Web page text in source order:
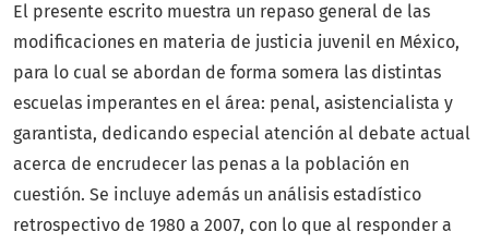
El presente escrito muestra un repaso general de las
modificaciones en materia de justicia juvenil en México,
para lo cual se abordan de forma somera las distintas
escuelas imperantes en el área: penal, asistencialista y
garantista, dedicando especial atención al debate actual
acerca de encrudecer las penas a la población en
cuestión. Se incluye además un análisis estadístico
retrospectivo de 1980 a 2007, con lo que al responder a